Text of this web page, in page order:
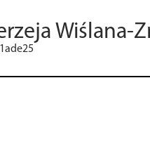
Wiślana-